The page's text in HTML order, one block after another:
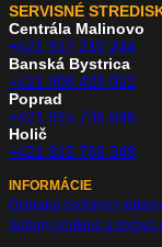
SERVISNÉ
Centrála Malinovo
+421 917 210 244
Banská Bystrica
+421 908 429 022
Poprad
+421 915 736 646
Holič
+421 915 768 349
INFORMÁCIE
Ochrana osobných
Súbory cookies a správa